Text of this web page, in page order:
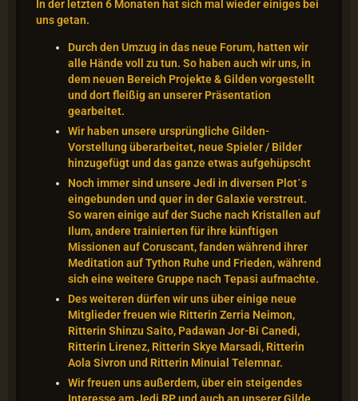
In der letzten 6 Monaten hat sich mal wieder einiges bei
uns getan.
Durch den Umzug in das neue Forum, hatten wir
alle Hände voll zu tun. So haben auch wir uns, in
dem neuen Bereich Projekte & Gilden vorgestellt
und dort fleißig an unserer Präsentation
gearbeitet.
Wir haben unsere ursprüngliche Gilden-
Vorstellung überarbeitet, neue Spieler / Bilder
hinzugefügt und das ganze etwas aufgehüpscht
Noch immer sind unsere Jedi in diversen Plot´s
eingebunden und quer in der Galaxie verstreut.
So waren einige auf der Suche nach Kristallen auf
Ilum, andere trainierten für ihre künftigen
Missionen auf Coruscant, fanden während ihrer
Meditation auf Tython Ruhe und Frieden, während
sich eine weitere Gruppe nach Tepasi aufmachte.
Des weiteren dürfen wir uns über einige neue
Mitglieder freuen wie Ritterin Zerria Neimon,
Ritterin Shinzu Saito, Padawan Jor-Bi Canedi,
Ritterin Lirenez, Ritterin Skye Marsadi, Ritterin
Aola Sivron und Ritterin Minuial Telemnar.
Wir freuen uns außerdem, über ein steigendes